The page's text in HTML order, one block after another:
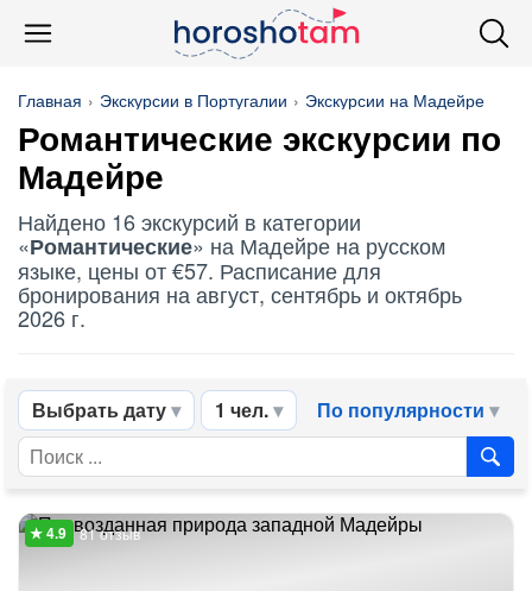
Главная Экскурсии в Португалии Экскурсии на Мадейре
Романтические экскурсии по
Мадейре
Найдено 16 экскурсий в категории
«Романтические» на Мадейре на русском
языке, цены от €57. Расписание для
бронирования на август, сентябрь и октябрь
2026 г.
Выбрать дату 1 чел. По популярности
81 отзыв